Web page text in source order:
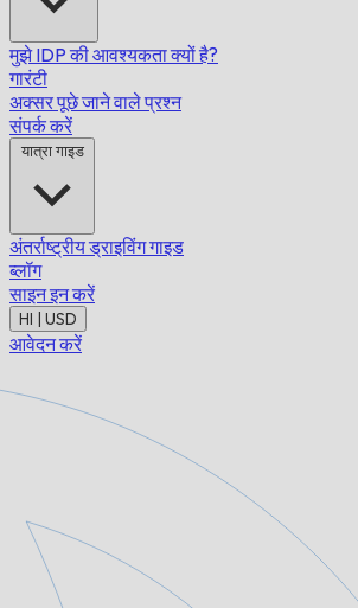
मुझे IDP की आवश्यकता क्यों है?
गारंटी
अक्सर पूछे जाने वाले प्रश्न
संपर्क करें
यात्रा गाइड
अंतर्राष्ट्रीय ड्राइविंग गाइड
ब्लॉग
साइन इन करें
HI | USD
आवेदन करें